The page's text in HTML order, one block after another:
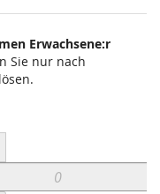
Erwachsene:r
Sie nur nach